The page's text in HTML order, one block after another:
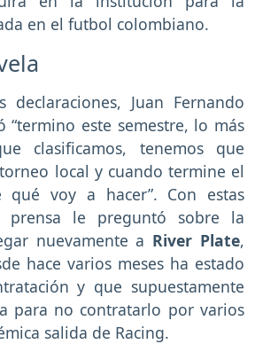
en el futbol colombiano.
Juan Fernando
“termino este semestre, lo más
clasificamos, tenemos que
local y cuando termine el
qué voy a hacer”. Con estas
prensa le preguntó sobre la
nuevamente a River Plate,
hace varios meses ha estado
y que supuestamente
para no contratarlo por varios
salida de Racing.